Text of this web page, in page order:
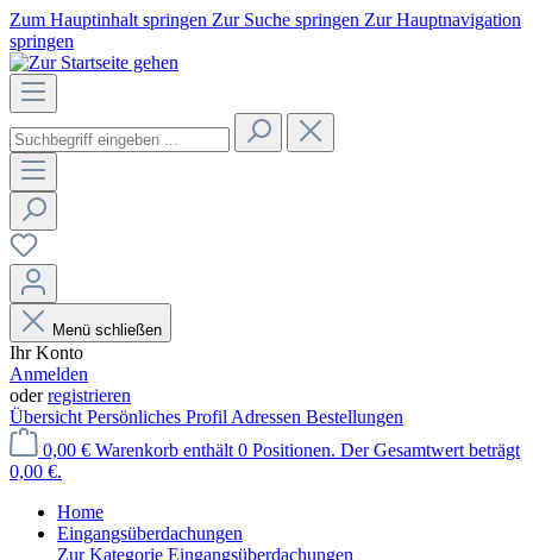
Zum Hauptinhalt springen Zur Suche springen Zur Hauptnavigation
springen
Menü schließen
Ihr Konto
Anmelden
oderregistrieren
Übersicht Persönliches Profil Adressen Bestellungen
0,00 € Warenkorb enthält 0 Positionen. Der Gesamtwert beträgt
0,00 €.
Home
Eingangsüberdachungen
Zur Kategorie Eingangsüberdachungen